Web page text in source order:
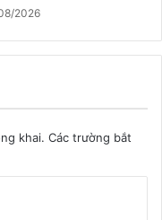
2026
khai. Các trường bắt